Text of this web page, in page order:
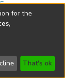
for the
That's ok